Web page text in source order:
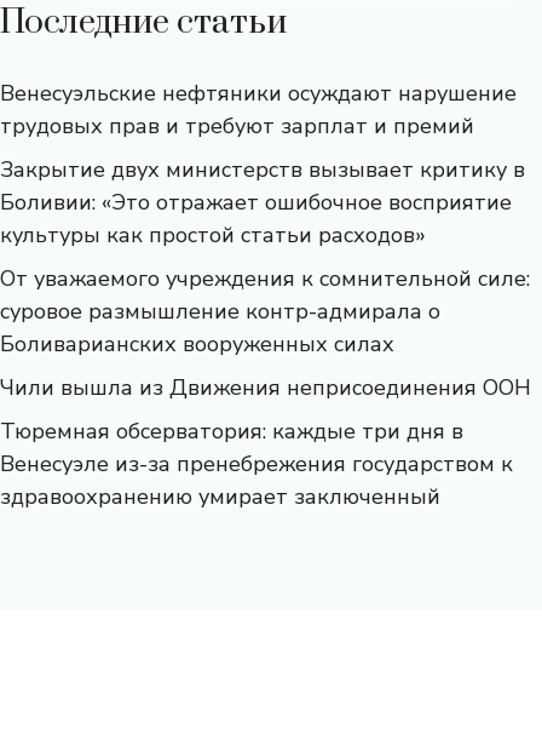
Последние статьи
Венесуэльские нефтяники осуждают нарушение
трудовых прав и требуют зарплат и премий
Закрытие двух министерств вызывает критику в
Боливии: «Это отражает ошибочное восприятие
культуры как простой статьи расходов»
От уважаемого учреждения к сомнительной силе:
суровое размышление контр-адмирала о
Боливарианских вооруженных силах
Чили вышла из Движения неприсоединения ООН
Тюремная обсерватория: каждые три дня в
Венесуэле из-за пренебрежения государством к
здравоохранению умирает заключенный